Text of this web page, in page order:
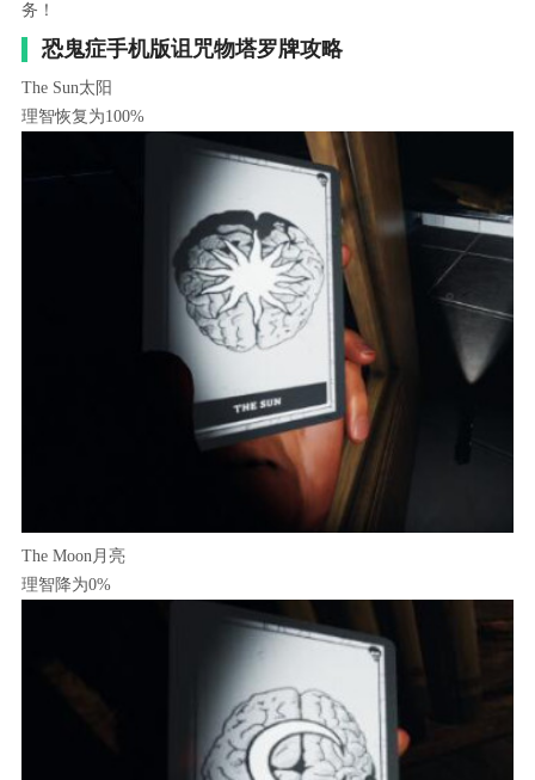
务！
恐鬼症手机版诅咒物塔罗牌攻略
The Sun太阳
理智恢复为100%
The Moon月亮
理智降为0%